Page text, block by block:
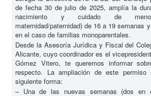
de fecha 30 de julio de 2025, amplía la
nacimiento y cuidado de
maternidad/paternidad) de 16 a 19 semanas
en el caso de familias monoparentales.
Desde la Asesoría Jurídica y Fiscal del
Alicante, cuyo coordinador es el
Gómez Vitero, te queremos informar
respecto. La ampliación de este
siguiente forma:
– Una de las nuevas semanas (dos en